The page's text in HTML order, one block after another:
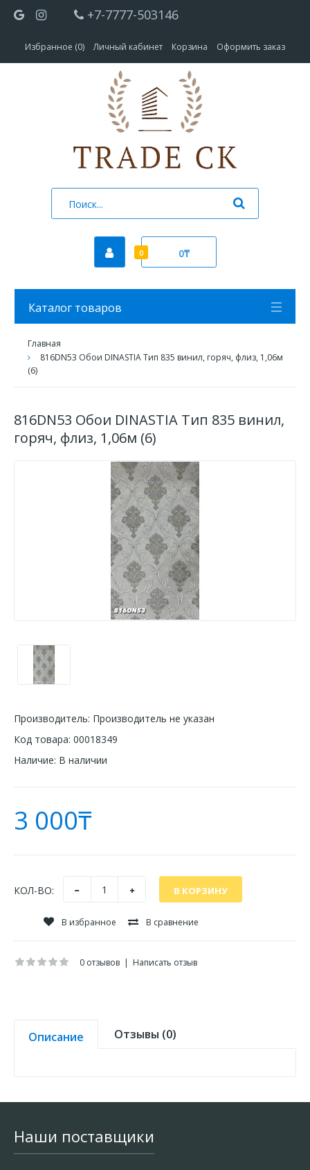
+7-7777-503146
Избранное (0) Личный кабинет Корзина Оформить заказ
0 0₸
Каталог товаров
Главная
816DN53 Обои DINASTIA Тип 835 винил, горяч, флиз, 1,06м
(6)
816DN53 Обои DINASTIA Тип 835 винил,
горяч, флиз, 1,06м (6)
Производитель: Производитель не указан
Код товара: 00018349
Наличие: В наличии
3 000₸
КОЛ-ВО:
В избранное В сравнение
0 отзывов | Написать отзыв
Описание Отзывы (0)
Наши поставщики